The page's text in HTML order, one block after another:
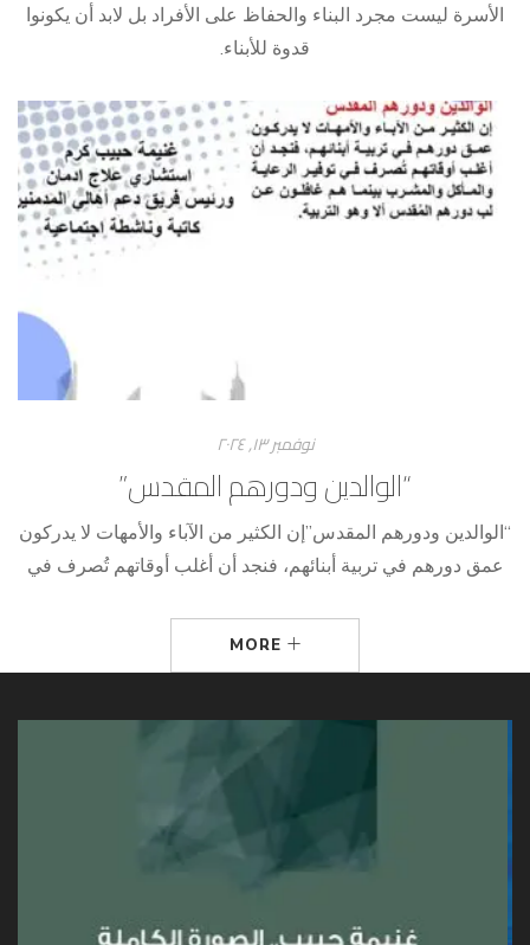
الأسرة ليست مجرد البناء والحفاظ على الأفراد بل لابد أن يكونوا
قدوة للأبناء.
نوفمبر ۱۳, ۲۰۲٤
“الوالدين ودورهم المقدس”
“الوالدين ودورهم المقدس”إن الكثير من الآباء والأمهات لا يدركون
عمق دورهم في تربية أبنائهم، فنجد أن أغلب أوقاتهم تُصرف في
المُقدس ألا وهو التربية.